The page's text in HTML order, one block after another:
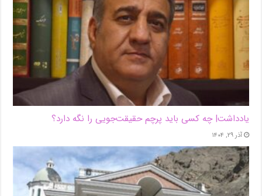
یادداشت| ‌چه کسی باید پرچم حقیقت‌جویی را نگه دارد؟
آذر ۲۹, ۱۴۰۴